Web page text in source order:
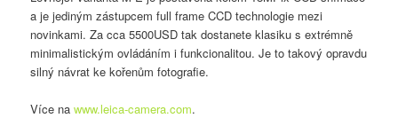
a je jediným zástupcem full frame CCD technologie mezi
novinkami. Za cca 5500USD tak dostanete klasiku s extrémně
minimalistickým ovládáním i funkcionalitou. Je to takový opravdu
silný návrat ke kořenům fotografie.
Více nawww.leica-camera.com.